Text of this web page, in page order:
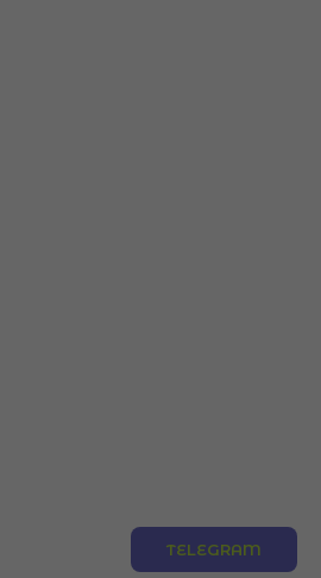
TELEGRAM